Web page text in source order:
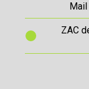
Mail
ZAC